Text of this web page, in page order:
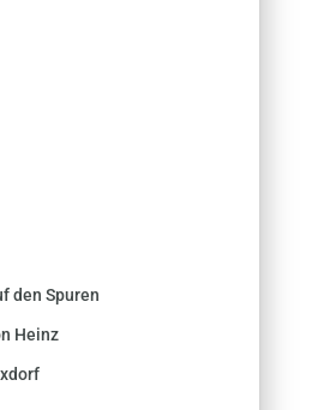
den Spuren
Heinz